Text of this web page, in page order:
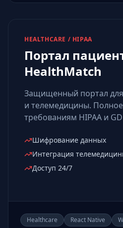
HEALTHCARE / HIPAA
Портал
HealthMatch
Защищенный портал
и телемедицины. Полное
требованиям HIPAA и
Шифрование данных
Интеграция
Доступ 24/7
Healthcare React Native